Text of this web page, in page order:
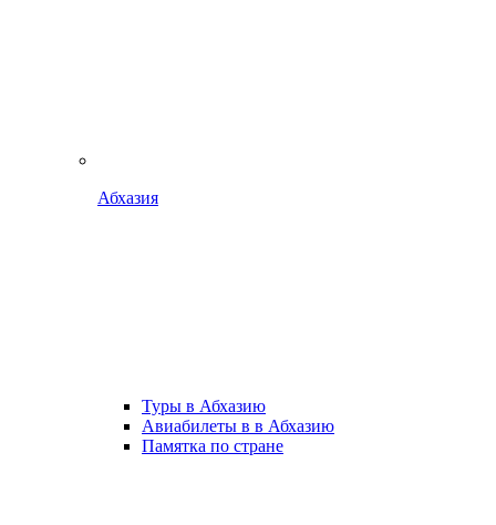
Абхазия
Туры в Абхазию
Авиабилеты в в Абхазию
Памятка по стране